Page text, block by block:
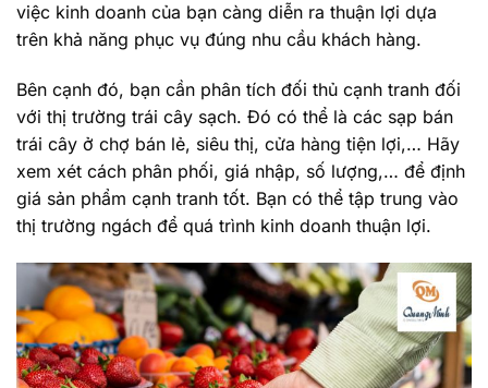
việc kinh doanh của bạn càng diễn ra thuận lợi dựa
trên khả năng phục vụ đúng nhu cầu khách hàng.
Bên cạnh đó, bạn cần phân tích đối thủ cạnh tranh đối
với thị trường trái cây sạch. Đó có thể là các sạp bán
trái cây ở chợ bán lẻ, siêu thị, cửa hàng tiện lợi,… Hãy
xem xét cách phân phối, giá nhập, số lượng,… để định
giá sản phẩm cạnh tranh tốt. Bạn có thể tập trung vào
thị trường ngách để quá trình kinh doanh thuận lợi.